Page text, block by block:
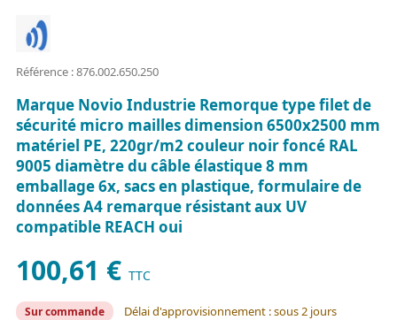
Référence : 876.002.650.250
Marque Novio Industrie Remorque type filet de
sécurité micro mailles dimension 6500x2500 mm
matériel PE, 220gr/m2 couleur noir foncé RAL
9005 diamètre du câble élastique 8 mm
emballage 6x, sacs en plastique, formulaire de
données A4 remarque résistant aux UV
compatible REACH oui
100,61 € TTC
Sur commande Délai d'approvisionnement : sous 2 jours